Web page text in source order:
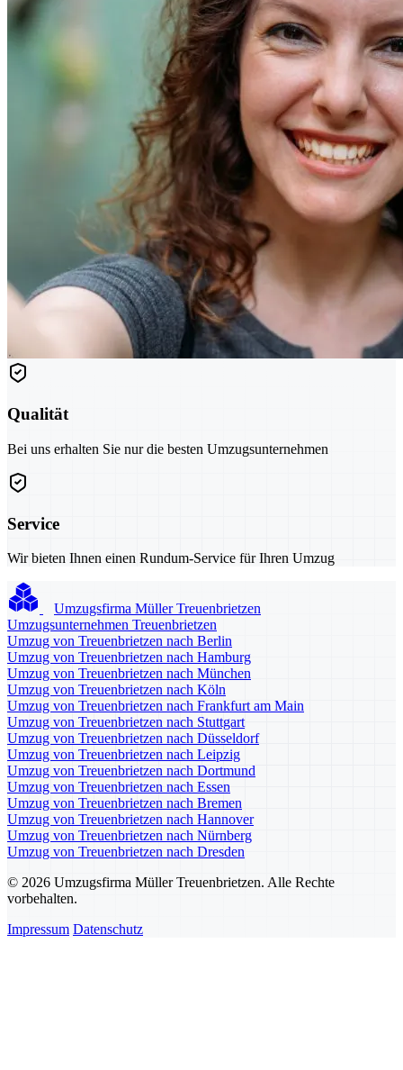
Qualität
Bei uns erhalten Sie nur die besten Umzugsunternehmen
Service
Wir bieten Ihnen einen Rundum-Service für Ihren Umzug
Umzugsfirma Müller Treuenbrietzen
Umzugsunternehmen Treuenbrietzen
Umzug von Treuenbrietzen nach Berlin
Umzug von Treuenbrietzen nach Hamburg
Umzug von Treuenbrietzen nach München
Umzug von Treuenbrietzen nach Köln
Umzug von Treuenbrietzen nach Frankfurt am Main
Umzug von Treuenbrietzen nach Stuttgart
Umzug von Treuenbrietzen nach Düsseldorf
Umzug von Treuenbrietzen nach Leipzig
Umzug von Treuenbrietzen nach Dortmund
Umzug von Treuenbrietzen nach Essen
Umzug von Treuenbrietzen nach Bremen
Umzug von Treuenbrietzen nach Hannover
Umzug von Treuenbrietzen nach Nürnberg
Umzug von Treuenbrietzen nach Dresden
© 2026 Umzugsfirma Müller Treuenbrietzen. Alle Rechte
vorbehalten.
Impressum Datenschutz